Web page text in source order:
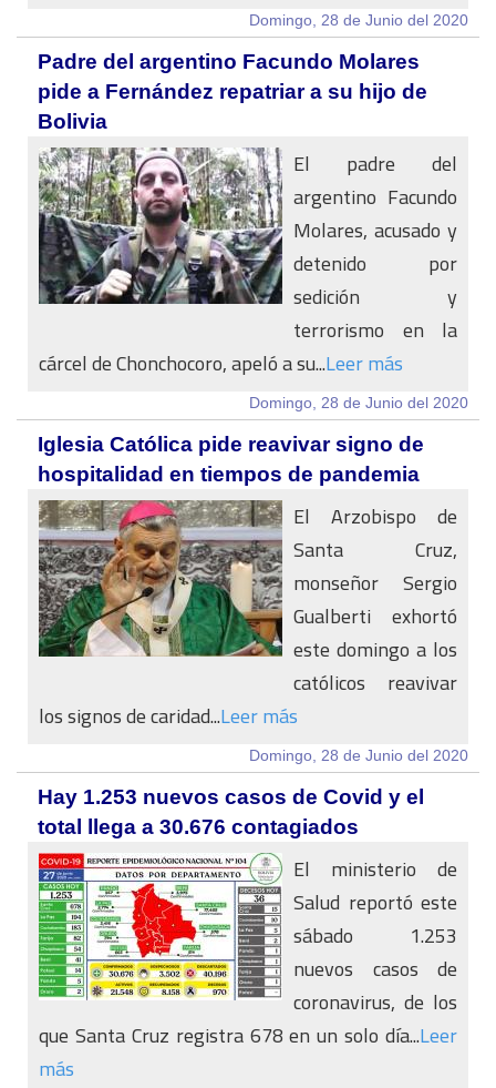
Domingo, 28 de Junio del 2020
Padre del argentino Facundo Molares
pide a Fernández repatriar a su hijo de
Bolivia
El padre del
argentino Facundo
Molares, acusado y
detenido por
sedición y
terrorismo en la
cárcel de Chonchocoro, apeló a su...Leer más
Domingo, 28 de Junio del 2020
Iglesia Católica pide reavivar signo de
hospitalidad en tiempos de pandemia
El Arzobispo de
Santa Cruz,
monseñor Sergio
Gualberti exhortó
este domingo a los
católicos reavivar
los signos de caridad...Leer más
Domingo, 28 de Junio del 2020
Hay 1.253 nuevos casos de Covid y el
total llega a 30.676 contagiados
El ministerio de
Salud reportó este
sábado 1.253
nuevos casos de
coronavirus, de los
que Santa Cruz registra 678 en un solo día...Leer
más